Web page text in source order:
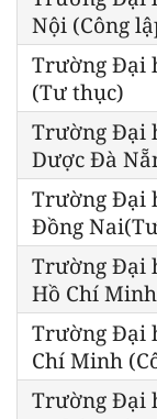
Nội (Công
Trường Đại
(Tư thục)
Trường Đại
Dược Đà
Trường Đại
Đồng
Trường Đại
Hồ Chí
Trường Đại
Chí Minh
Trường Đại